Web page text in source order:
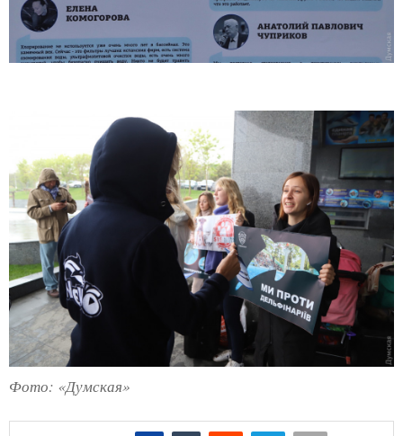
Фото: «Думская»